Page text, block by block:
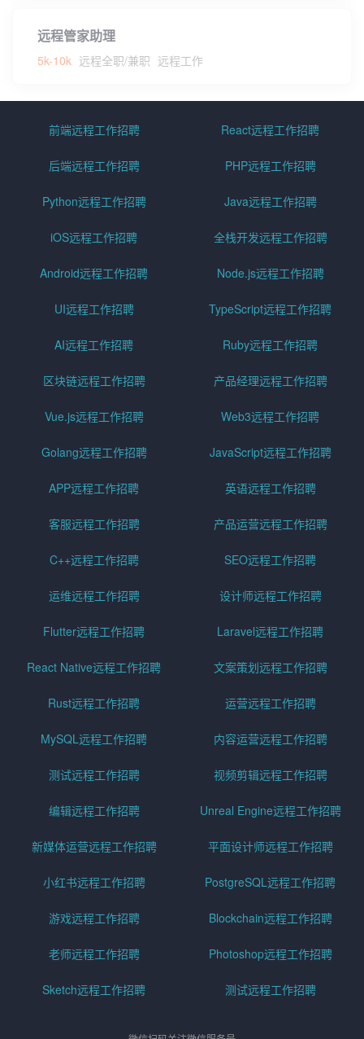
远程管家助理
5k-10k 远程全职/兼职 远程工作
前端远程工作招聘 React远程工作招聘
后端远程工作招聘 PHP远程工作招聘
Python远程工作招聘 Java远程工作招聘
iOS远程工作招聘 全栈开发远程工作招聘
Android远程工作招聘 Node.js远程工作招聘
UI远程工作招聘 TypeScript远程工作招聘
AI远程工作招聘 Ruby远程工作招聘
区块链远程工作招聘 产品经理远程工作招聘
Vue.js远程工作招聘 Web3远程工作招聘
Golang远程工作招聘 JavaScript远程工作招聘
APP远程工作招聘 英语远程工作招聘
客服远程工作招聘 产品运营远程工作招聘
C++远程工作招聘 SEO远程工作招聘
运维远程工作招聘 设计师远程工作招聘
Flutter远程工作招聘 Laravel远程工作招聘
React Native远程工作招聘 文案策划远程工作招聘
Rust远程工作招聘 运营远程工作招聘
MySQL远程工作招聘 内容运营远程工作招聘
测试远程工作招聘 视频剪辑远程工作招聘
编辑远程工作招聘 Unreal Engine远程工作招聘
新媒体运营远程工作招聘 平面设计师远程工作招聘
小红书远程工作招聘 PostgreSQL远程工作招聘
游戏远程工作招聘 Blockchain远程工作招聘
老师远程工作招聘 Photoshop远程工作招聘
Sketch远程工作招聘 测试远程工作招聘